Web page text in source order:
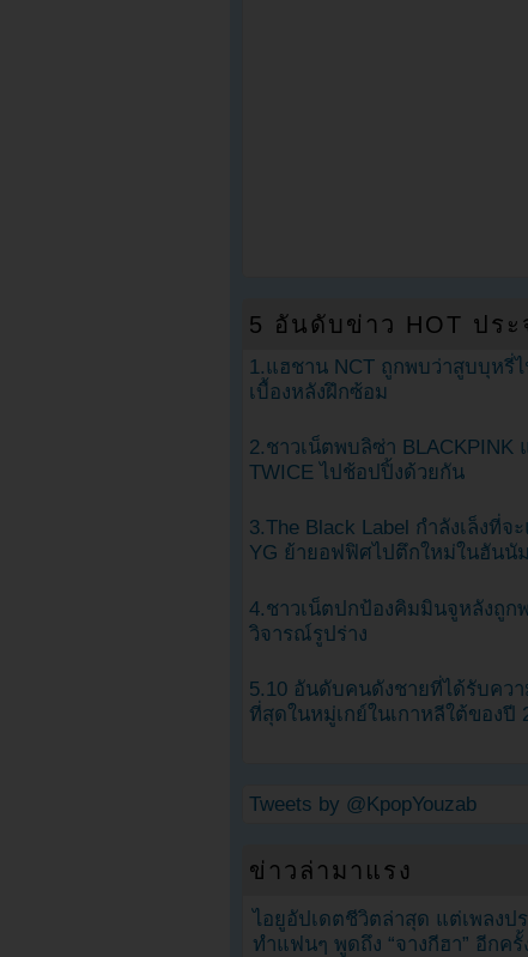
5 อันดับข่าว HOT ประ
1.แฮชาน NCT ถูกพบว่าสูบบุหรี่ไ
เบื้องหลังฝึกซ้อม
2.ชาวเน็ตพบลิซ่า BLACKPINK
TWICE ไปช้อปปิ้งด้วยกัน
3.The Black Label กำลังเล็งที่จ
YG ย้ายอฟฟิศไปตึกใหม่ในฮันนั
4.ชาวเน็ตปกป้องคิมมินจูหลังถูก
วิจารณ์รูปร่าง
5.10 อันดับคนดังชายที่ได้รับคว
ที่สุดในหมู่เกย์ในเกาหลีใต้ของปี
Tweets by @KpopYouzab
ข่าวล่ามาแรง
ไอยูอัปเดตชีวิตล่าสุด แต่เพลงป
ทำแฟนๆ พูดถึง “จางกีฮา” อีกครั้